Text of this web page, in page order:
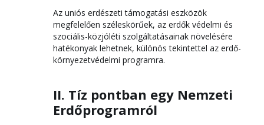
Az uniós erdészeti támogatási eszközök
megfelelően széleskörűek, az erdők védelmi és
szociális-közjóléti szolgáltatásainak növelésére
hatékonyak lehetnek, különös tekintettel az erdő-
környezetvédelmi programra.
II. Tíz pontban egy Nemzeti
Erdőprogramról